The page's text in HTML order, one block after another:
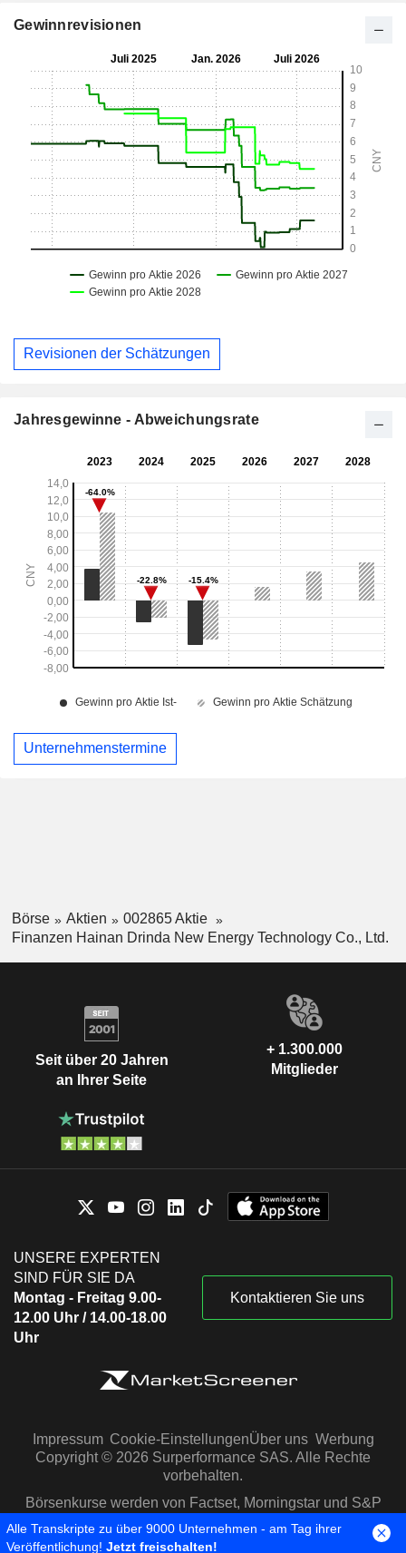
Gewinnrevisionen
Revisionen der Schätzungen
Jahresgewinne - Abweichungsrate
Unternehmenstermine
Börse Aktien
002865 Aktie
Finanzen Hainan Drinda New Energy Technology Co., Ltd.
Seit über 20 Jahren
an Ihrer Seite
+ 1.300.000
Mitglieder
UNSERE EXPERTEN
SIND FÜR SIE DA
Montag - Freitag 9.00-
12.00 Uhr / 14.00-18.00
Uhr
Kontaktieren Sie uns
Impressum Cookie-EinstellungenÜber uns Werbung
Copyright © 2026 Surperformance SAS. Alle Rechte
vorbehalten.
Börsenkurse werden von Factset, Morningstar und S&P
Capital IQ zur Verfügung gestellt
Alle Transkripte zu über 9000 Unternehmen - am Tag ihrer
Veröffentlichung! Jetzt freischalten!